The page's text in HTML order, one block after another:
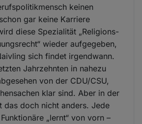
keinen
gar keine Karriere
diese Spezialität „Religions-
wieder aufgegeben,
sich findet irgendwann.
Jahrzehnten in nahezu
von der CDU/CSU,
klar sind. Aber in der
das doch nicht anders. Jede
„lernt“ von vorn –